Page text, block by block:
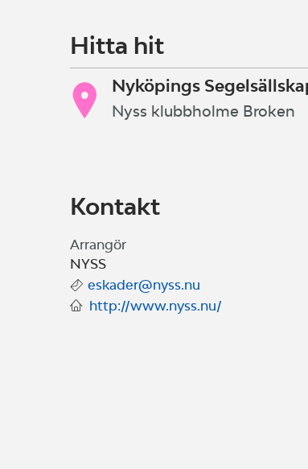
Hitta hit
Nyköpings
Nyss klubbholme Broken
Kontakt
Arrangör
NYSS
eskader@nyss.nu
http://www.nyss.nu/